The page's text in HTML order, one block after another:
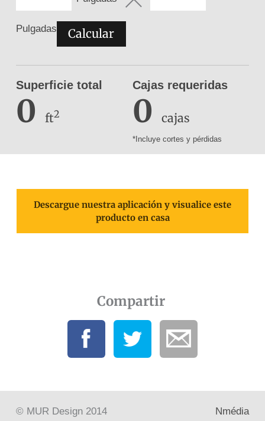
Pulgadas Calcular
Superficie total
0 ft2
Cajas requeridas
0 cajas
*Incluye cortes y pérdidas
Descargue nuestra aplicación y visualice este
producto en casa
Compartir
© MUR Design 2014 Nmédia